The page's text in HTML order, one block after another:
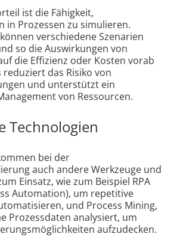
ist die Fähigkeit,
in Prozessen zu simulieren.
verschiedene Szenarien
so die Auswirkungen von
die Effizienz oder Kosten vorab
reduziert das Risiko von
und unterstützt ein
von Ressourcen.
Technologien
bei der
auch andere Werkzeuge und
Einsatz, wie zum Beispiel RPA
Automation), um repetitive
und Process Mining,
Prozessdaten analysiert, um
aufzudecken.